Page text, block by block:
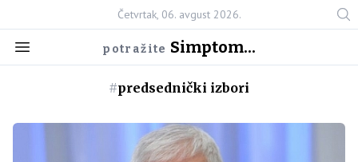
Četvrtak, 06. avgust 2026.
potražite Simptom...
#predsednički izbori